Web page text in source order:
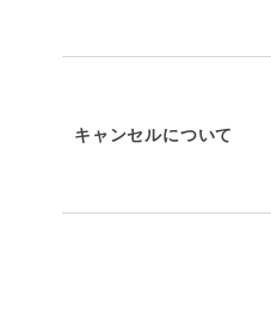
キャンセルについて